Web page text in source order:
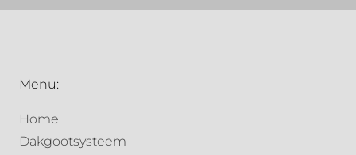
Menu:
Home
Dakgootsysteem